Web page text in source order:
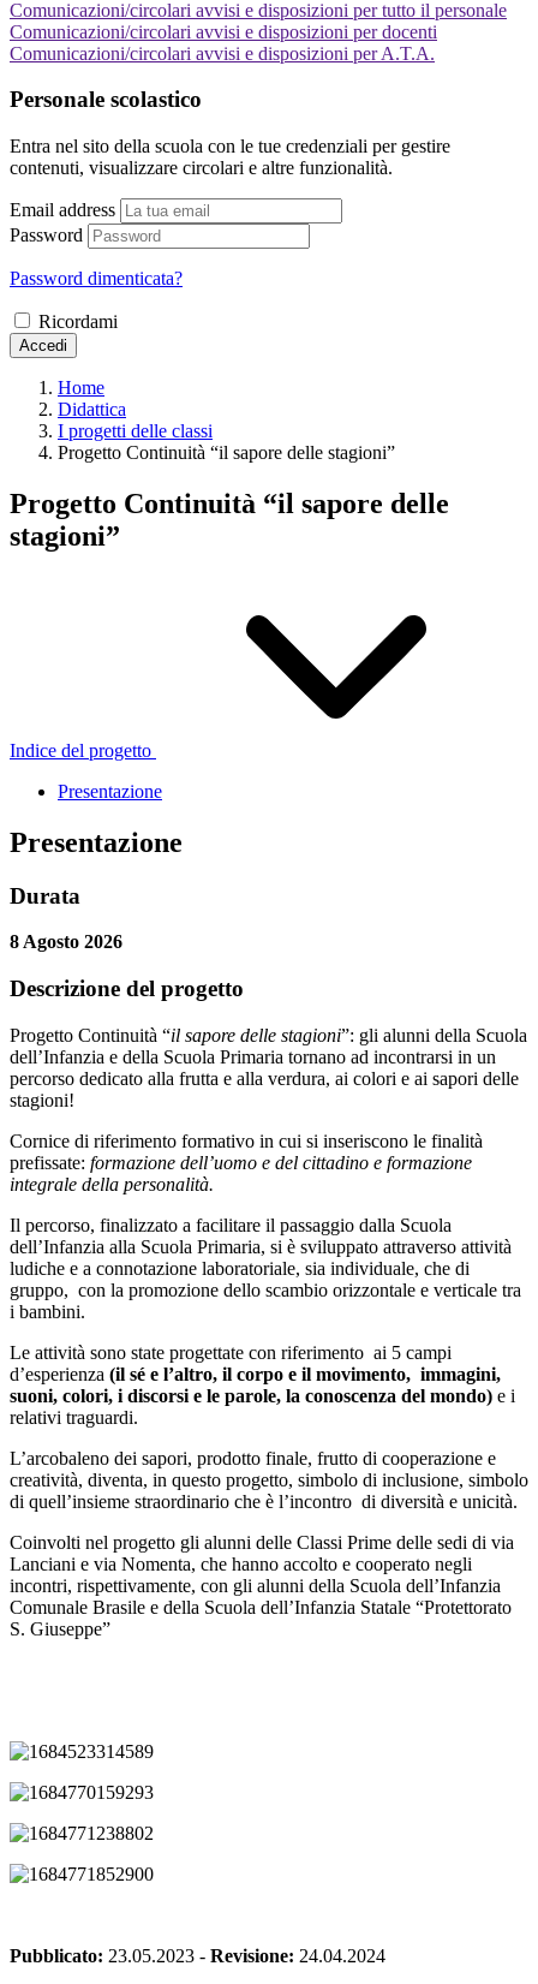
Comunicazioni/circolari avvisi e disposizioni per tutto il personale
Comunicazioni/circolari avvisi e disposizioni per docenti
Comunicazioni/circolari avvisi e disposizioni per A.T.A.
Personale scolastico
Entra nel sito della scuola con le tue credenziali per gestire
contenuti, visualizzare circolari e altre funzionalità.
Email address
Password
Password dimenticata?
Ricordami
Accedi
Home
Didattica
I progetti delle classi
Progetto Continuità “il sapore delle stagioni”
Progetto Continuità “il sapore delle
stagioni”
Indice del progetto
Presentazione
Presentazione
Durata
8 Agosto 2026
Descrizione del progetto
Progetto Continuità “il sapore delle stagioni”: gli alunni della Scuola
dell’Infanzia e della Scuola Primaria tornano ad incontrarsi in un
percorso dedicato alla frutta e alla verdura, ai colori e ai sapori delle
stagioni!
Cornice di riferimento formativo in cui si inseriscono le finalità
prefissate: formazione dell’uomo e del cittadino e formazione
integrale della personalità.
Il percorso, finalizzato a facilitare il passaggio dalla Scuola
dell’Infanzia alla Scuola Primaria, si è sviluppato attraverso attività
ludiche e a connotazione laboratoriale, sia individuale, che di
gruppo, con la promozione dello scambio orizzontale e verticale tra
i bambini.
Le attività sono state progettate con riferimento ai 5 campi
d’esperienza (il sé e l’altro, il corpo e il movimento, immagini,
suoni, colori, i discorsi e le parole, la conoscenza del mondo) e i
relativi traguardi.
L’arcobaleno dei sapori, prodotto finale, frutto di cooperazione e
creatività, diventa, in questo progetto, simbolo di inclusione, simbolo
di quell’insieme straordinario che è l’incontro di diversità e unicità.
Coinvolti nel progetto gli alunni delle Classi Prime delle sedi di via
Lanciani e via Nomenta, che hanno accolto e cooperato negli
incontri, rispettivamente, con gli alunni della Scuola dell’Infanzia
Comunale Brasile e della Scuola dell’Infanzia Statale “Protettorato
S. Giuseppe”
Pubblicato: 23.05.2023 - Revisione: 24.04.2024